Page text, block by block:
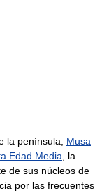
la península, Musa
Edad Media , la
de sus núcleos de
por las frecuentes